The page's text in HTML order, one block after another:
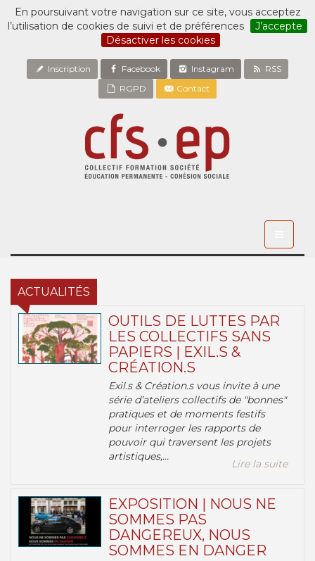
En poursuivant votre navigation sur ce site, vous acceptez
l’utilisation de cookies de suivi et de préférences
J’accepte
Désactiver les cookies
Inscription Facebook Instagram
RSS
RGPD
Contact
ACTUALITÉS
OUTILS DE LUTTES PAR
LES COLLECTIFS SANS
PAPIERS | EXIL.S &
CRÉATION.S
Exil.s & Création.s vous invite à une
série d’ateliers collectifs de "bonnes"
pratiques et de moments festifs
pour interroger les rapports de
pouvoir qui traversent les projets
artistiques,...
Lire la suite
EXPOSITION | NOUS NE
SOMMES PAS
DANGEREUX, NOUS
SOMMES EN DANGER